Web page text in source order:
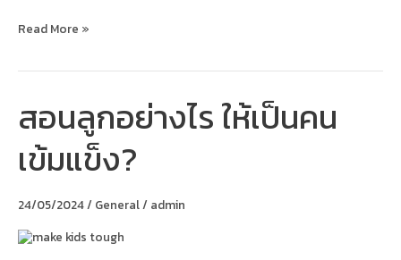
Read More »
สอนลูกอย่างไร ให้เป็นคน
เข้มแข็ง?
24/05/2024/ General/ admin
ลูก
อย่างไร
เป็น
แข็ง?